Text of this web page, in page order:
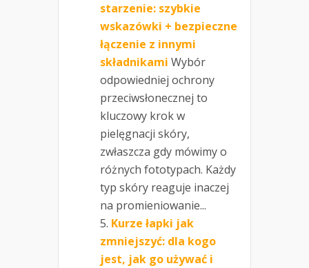
starzenie: szybkie
wskazówki + bezpieczne
łączenie z innymi
składnikami Wybór
odpowiedniej ochrony
przeciwsłonecznej to
kluczowy krok w
pielęgnacji skóry,
zwłaszcza gdy mówimy o
różnych fototypach. Każdy
typ skóry reaguje inaczej
na promieniowanie...
Kurze łapki jak
zmniejszyć: dla kogo
jest, jak go używać i